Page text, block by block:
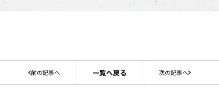
前の記事へ 一覧へ戻る 次の記事へ